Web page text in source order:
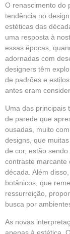
O renascimento do
tendência no
estéticas das
uma resposta à
essas épocas,
adornadas com
designers têm
de padrões e
antes eram
Uma das principais
de parede que
ousadas, muito
designs, que
de cor, estão
contraste marcante
década. Além
botânicos, que
ressurreição,
busca por
As novas